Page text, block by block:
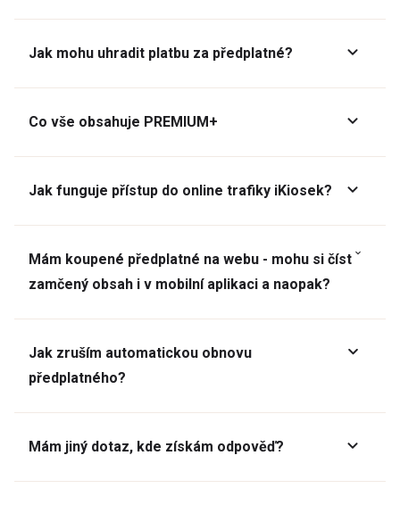
Jak mohu uhradit platbu za předplatné?
Co vše obsahuje PREMIUM+
Jak funguje přístup do online trafiky iKiosek?
Mám koupené předplatné na webu - mohu si číst
zamčený obsah i v mobilní aplikaci a naopak?
Jak zruším automatickou obnovu
předplatného?
Mám jiný dotaz, kde získám odpověď?